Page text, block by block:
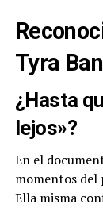
Tyra
¿Hasta
lejos»?
En el
momentos del
Ella misma